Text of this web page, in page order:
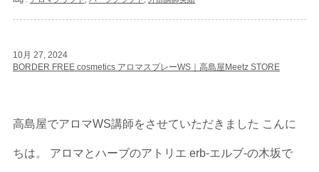
10月 27, 2024
BORDER FREE cosmetics アロマスプレーWS｜高島屋Meetz STORE
高島屋でアロマWS講師をさせていただきました こんに
ちは。 アロマとハーブのアトリエ erb-エルブ-の木坂で